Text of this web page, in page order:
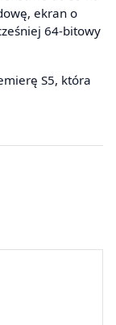
ekran o
64-bitowy
S5, która